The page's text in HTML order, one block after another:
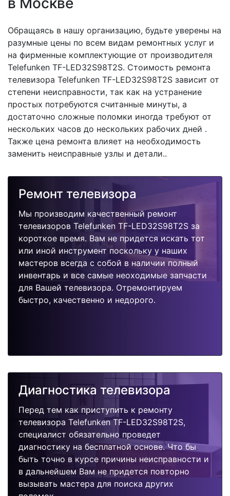
Обращаясь в нашу организацию, будьте уверены на
разумные цены по всем видам ремонтных услуг и
на фирменные комплектующие от производителя
Telefunken TF-LED32S98T2S. Стоимость ремонта
телевизора Telefunken TF-LED32S98T2S зависит от
степени неисправности, так как на устранение
простых потребуются считанные минуты, а
достаточно сложные поломки иногда требуют от
нескольких часов до нескольких рабочих дней .
Также цена ремонта влияет на необходимость
заменить неисправные узлы и детали..
Ремонт телевизора
Мы производим качественный ремонт
телевизоров Telefunken TF-LED32S98T2S за
короткое время. Вам не придется искать тот
или иной инструмент поскольку у наших
мастеров всегда с собой в наличии полный
инвентарь и все самые неоходимые запчасти
для Вашей телевизора. Отремонтируем
быстро, качественно и недорого.
Диагностика телевизора
Перед тем как приступить к ремонту
телевизора Telefunken TF-LED32S98T2S,
специалист обязательно проведет
диагностику на бесплатной основе. Что бы
быть точно в курсе причины неисправности и
в дальнейшем Вам не придется повторно
вызывать мастера для поиска других